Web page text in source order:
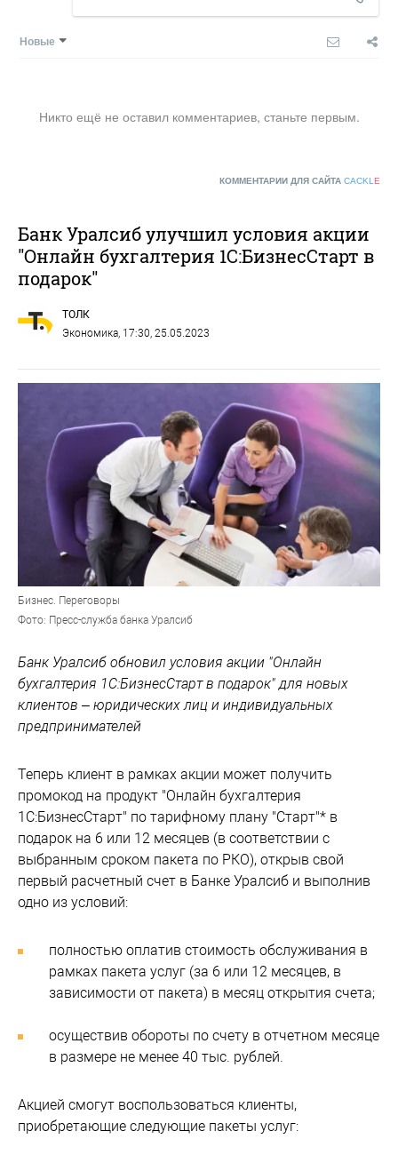
Новые
Никто ещё не оставил комментариев, станьте первым.
КОММЕНТАРИИ ДЛЯ САЙТА CACKL E
Банк Уралсиб улучшил условия акции
"Онлайн бухгалтерия 1С:БизнесСтарт в
подарок"
ТОЛК
Экономика , 17:30, 25.05.2023
Бизнес. Переговоры
Фото: Пресс-служба банка Уралсиб
Банк Уралсиб обновил условия акции "Онлайн
бухгалтерия 1С:БизнесСтарт в подарок" для новых
клиентов – юридических лиц и индивидуальных
предпринимателей
Теперь клиент в рамках акции может получить
промокод на продукт "Онлайн бухгалтерия
1С:БизнесСтарт" по тарифному плану "Старт"* в
подарок на 6 или 12 месяцев (в соответствии с
выбранным сроком пакета по РКО), открыв свой
первый расчетный счет в Банке Уралсиб и выполнив
одно из условий:
полностью оплатив стоимость обслуживания в
рамках пакета услуг (за 6 или 12 месяцев, в
зависимости от пакета) в месяц открытия счета;
осуществив обороты по счету в отчетном месяце
в размере не менее 40 тыс. рублей.
Акцией смогут воспользоваться клиенты,
приобретающие следующие пакеты услуг: